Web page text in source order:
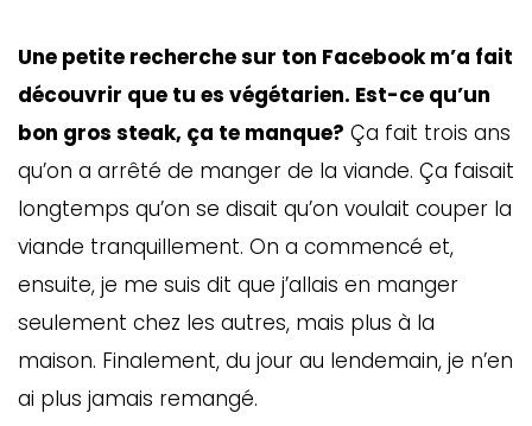
Une petite recherche sur ton Facebook m’a fait
découvrir que tu es végétarien. Est-ce qu’un
bon gros steak, ça te manque? Ça fait trois ans
qu’on a arrêté de manger de la viande. Ça faisait
longtemps qu’on se disait qu’on voulait couper la
viande tranquillement. On a commencé et,
ensuite, je me suis dit que j’allais en manger
seulement chez les autres, mais plus à la
maison. Finalement, du jour au lendemain, je n’en
ai plus jamais remangé.